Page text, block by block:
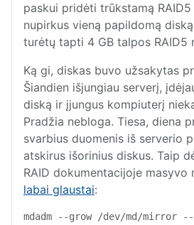
paskui pridėti trūkstamą
nupirkus vieną papildomą
turėtų tapti 4 GB talpos RAID5
Ką gi, diskas buvo užsakytas
Šiandien išjungiau serverį,
diską ir įjungus kompiuterį
Pradžia nebloga. Tiesa, diena
svarbius duomenis iš serverio
atskirus išorinius diskus. Taip
RAID dokumentacijoje masyvo
labai glaustai:
mdadm --grow /dev/md/mirror